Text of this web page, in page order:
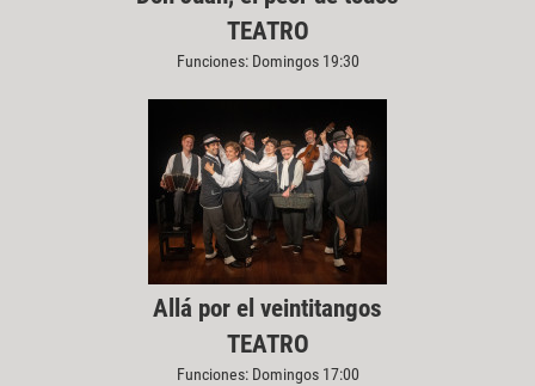
TEATRO
Funciones: Domingos 19:30
Allá por el veintitangos
TEATRO
Funciones: Domingos 17:00